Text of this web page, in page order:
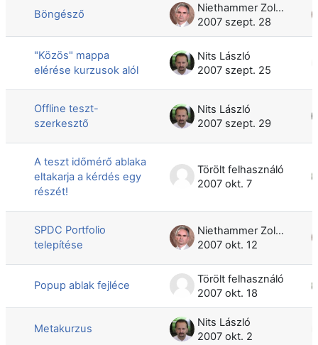
Böngésző
Niethammer Zoltán
2007 szept. 28
"Közös" mappa
elérése kurzusok alól
Nits László
2007 szept. 25
Offline teszt-
szerkesztő
Nits László
2007 szept. 29
A teszt időmérő ablaka
eltakarja a kérdés egy
részét!
Törölt felhasználó
2007 okt. 7
SPDC Portfolio
telepítése
Niethammer Zoltán
2007 okt. 12
Popup ablak fejléce
Törölt felhasználó
2007 okt. 18
Metakurzus
Nits László
2007 okt. 2